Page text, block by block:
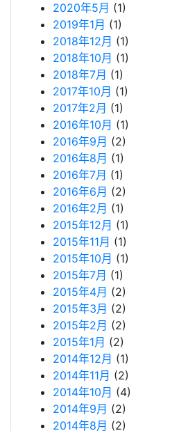
2020年5月 (1)
2019年1月 (1)
2018年12月 (1)
2018年10月 (1)
2018年7月 (1)
2017年10月 (1)
2017年2月 (1)
2016年10月 (1)
2016年9月 (2)
2016年8月 (1)
2016年7月 (1)
2016年6月 (2)
2016年2月 (1)
2015年12月 (1)
2015年11月 (1)
2015年10月 (1)
2015年7月 (1)
2015年4月 (2)
2015年3月 (2)
2015年2月 (2)
2015年1月 (2)
2014年12月 (1)
2014年11月 (2)
2014年10月 (4)
2014年9月 (2)
2014年8月 (2)